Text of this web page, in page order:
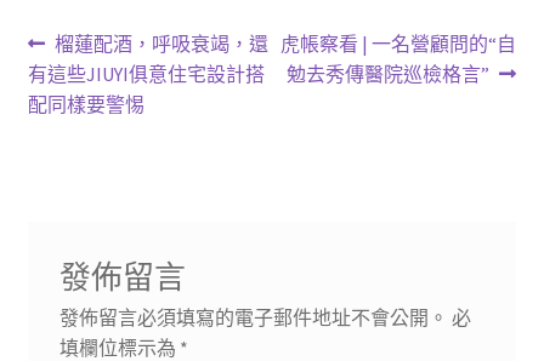
文
章
上
一
篇
榴蓮配酒，呼吸衰竭，還
有這些JIUYI俱意住宅設計搭
配同樣要警惕
下
一
虎帳察看 | 一名營顧問的“自
勉去秀傳醫院巡檢格言”
發佈留言
發佈留言必須填寫的電子郵件地址不會公開。 必
填欄位標示為 *